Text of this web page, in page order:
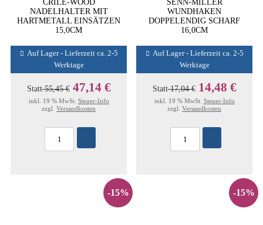
NADELHALTER MIT
HARTMETALL EINSÄTZEN
15,0CM
Auf Lager - Lieferzeit ca. 2-5
Werktage
Statt55,45 € 47,14 €
inkl. 19 % MwSt. Steuer-Info
zzgl. Versandkosten
WUNDHAKEN
DOPPELENDIG SCHARF
16,0CM
Auf Lager - Lieferzeit ca. 2-5
Werktage
Statt17,04 € 14,48 €
inkl. 19 % MwSt. Steuer-Info
zzgl. Versandkosten
-15% -15%